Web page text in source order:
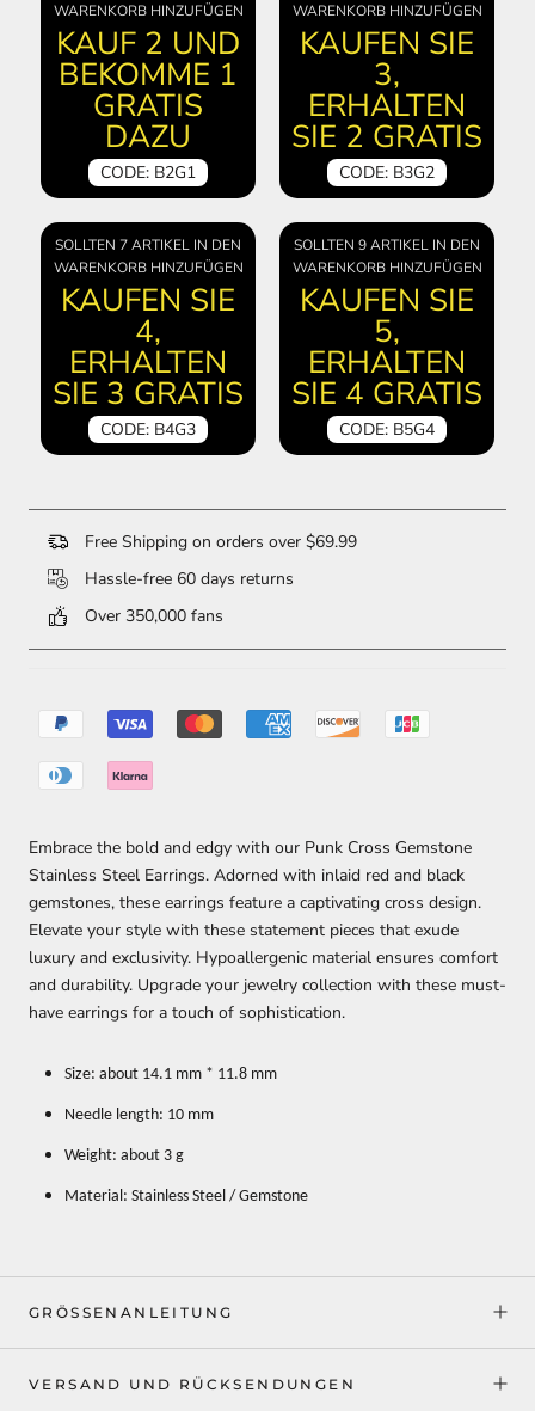
WARENKORB HINZUFÜGEN
KAUF 2 UND
BEKOMME 1
GRATIS
DAZU
CODE: B2G1
WARENKORB HINZUFÜGEN
KAUFEN SIE
3,
ERHALTEN
SIE 2 GRATIS
CODE: B3G2
SOLLTEN 7 ARTIKEL IN DEN
WARENKORB HINZUFÜGEN
KAUFEN SIE
4,
ERHALTEN
SIE 3 GRATIS
CODE: B4G3
SOLLTEN 9 ARTIKEL IN DEN
WARENKORB HINZUFÜGEN
KAUFEN SIE
5,
ERHALTEN
SIE 4 GRATIS
CODE: B5G4
Free Shipping on orders over $69.99
Hassle-free 60 days returns
Over 350,000 fans
Embrace the bold and edgy with our Punk Cross Gemstone
Stainless Steel Earrings. Adorned with inlaid red and black
gemstones, these earrings feature a captivating cross design.
Elevate your style with these statement pieces that exude
luxury and exclusivity. Hypoallergenic material ensures comfort
and durability. Upgrade your jewelry collection with these must-
have earrings for a touch of sophistication.
Size: about 14.1 mm * 11.8 mm
Needle length: 10 mm
Weight: about 3 g
Material: Stainless Steel / Gemstone
GRÖSSENANLEITUNG
VERSAND UND RÜCKSENDUNGEN